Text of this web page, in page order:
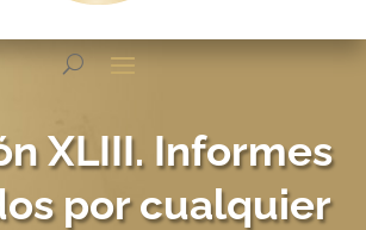
XLIII. Informes
por cualquier